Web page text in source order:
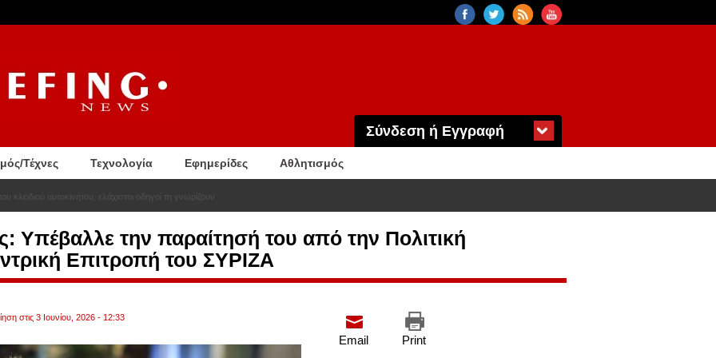
Σύνδεση ή Εγγραφή
Τέχνες Τεχνολογία Εφημερίδες Αθλητισμός
κλειδιού αυτοκινήτου, ελάχιστοι οδηγοί τη γνωρίζουν
Υπέβαλλε την παραίτησή του από την Πολιτική
Επιτροπή του ΣΥΡΙΖΑ
στις 3 Ιουνίου, 2026 - 12:33
Print
Email